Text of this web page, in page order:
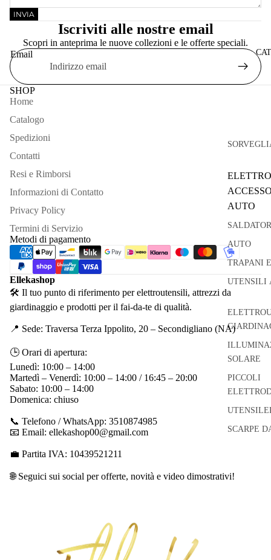
AUTO
AUTO
TRAPANI
UTENSILI
SOLARE
PICCOLI
SCARPE
INVIA
Iscriviti alle nostre email
Scopri in anteprima le nuove collezioni e le offerte speciali.
Email
SHOP
Home
Catalogo
Spedizioni
Contatti
Resi e Rimborsi
Informazioni di Contatto
Privacy Policy
Termini di Servizio
Metodi di pagamento
Ellekashop
🛠 Il tuo punto di riferimento per elettroutensili, attrezzi da
giardinaggio e prodotti per il fai-da-te di qualità.
📍 Sede: Traversa Terza Ippolito, 20 – Secondigliano (NA)
🕒 Orari di apertura:
Lunedì: 10:00 – 14:00
Martedì – Venerdì: 10:00 – 14:00 / 16:45 – 20:00
Sabato: 10:00 – 14:00
Domenica: chiuso
📞 Telefono / WhatsApp: 3510874985
📧 Email: ellekashop00@gmail.com
💼 Partita IVA: 10439521211
🌐 Seguici sui social per offerte, novità e video dimostrativi!